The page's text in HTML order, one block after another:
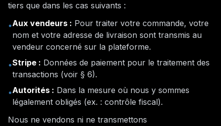
tiers que dans les cas suivants :
•Aux vendeurs : Pour traiter votre commande, votre
nom et votre adresse de livraison sont transmis au
vendeur concerné sur la plateforme.
•Stripe : Données de paiement pour le traitement des
transactions (voir § 6).
•Autorités : Dans la mesure où nous y sommes
légalement obligés (ex. : contrôle fiscal).
Nous ne vendons ni ne transmettons